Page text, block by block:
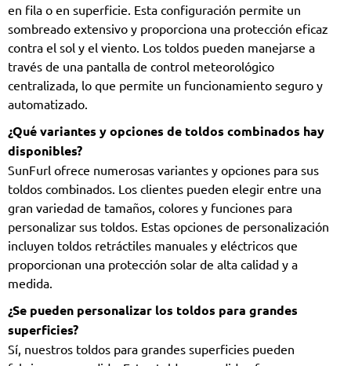
en fila o en superficie. Esta configuración permite un
sombreado extensivo y proporciona una protección eficaz
contra el sol y el viento. Los toldos pueden manejarse a
través de una pantalla de control meteorológico
centralizada, lo que permite un funcionamiento seguro y
automatizado.
¿Qué variantes y opciones de toldos combinados hay
disponibles?
SunFurl ofrece numerosas variantes y opciones para sus
toldos combinados. Los clientes pueden elegir entre una
gran variedad de tamaños, colores y funciones para
personalizar sus toldos. Estas opciones de personalización
incluyen toldos retráctiles manuales y eléctricos que
proporcionan una protección solar de alta calidad y a
medida.
¿Se pueden personalizar los toldos para grandes
superficies?
Sí, nuestros toldos para grandes superficies pueden